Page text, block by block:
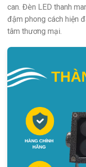
can. Đèn LED thanh
đậm phong cách hiện
tâm thương mại.